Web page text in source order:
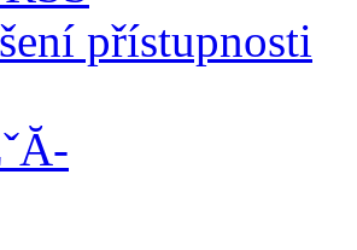
přístupnosti